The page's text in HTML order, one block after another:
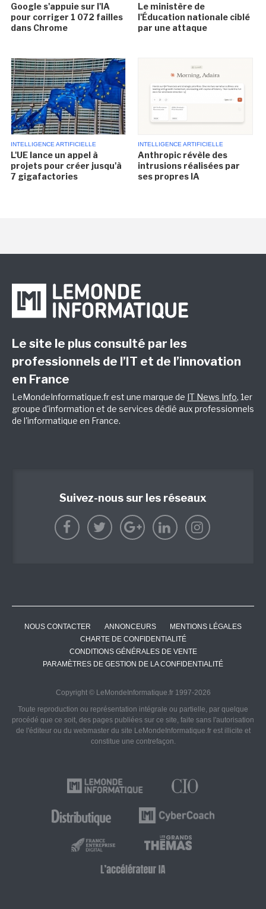
Google s'appuie sur l'IA
pour corriger 1 072 failles
dans Chrome
Le ministère de
l'Éducation nationale ciblé
par une attaque
INTELLIGENCE ARTIFICIELLE
L'UE lance un appel à
projets pour créer jusqu'à
7 gigafactories
INTELLIGENCE ARTIFICIELLE
Anthropic révèle des
intrusions réalisées par
ses propres IA
Le site le plus consulté par les
professionnels de l’IT et de l’innovation
en France
LeMondeInformatique.fr est une marque de IT News Info, 1er
groupe d'information et de services dédié aux professionnels
de l'informatique en France.
Suivez-nous sur les réseaux
NOUS CONTACTER ANNONCEURS
MENTIONS LÉGALES
CHARTE DE CONFIDENTIALITÉ
CONDITIONS GÉNÉRALES DE VENTE
PARAMÈTRES DE GESTION DE LA CONFIDENTIALITÉ
Copyright © LeMondeInformatique.fr 1997-2026
Toute reproduction ou représentation intégrale ou partielle, par quelque
procédé que ce soit, des pages publiées sur ce site, faite sans l'autorisation
de l'éditeur ou du webmaster du site LeMondeInformatique.fr est illicite et
constitue une contrefaçon.